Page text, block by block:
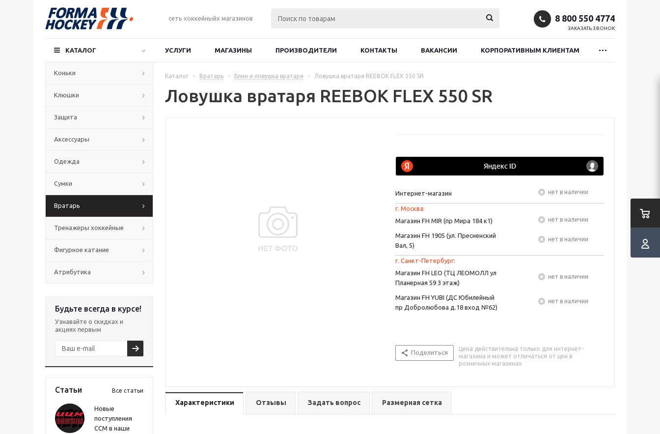
сеть хоккейныйх магазинов 8 800 550 4774
ЗАКАЗАТЬ ЗВОНОК
КАТАЛОГ УСЛУГИ МАГАЗИНЫ ПРОИЗВОДИТЕЛИ КОНТАКТЫ ВАКАНСИИ КОРПОРАТИВНЫМ КЛИЕНТАМ
Коньки
Клюшки
Защита
Аксессуары
Одежда
Сумки
Вратарь
Тренажеры хоккейные
Фигурное катание
Атрибутика
Будьте всегда в курсе!
Узнавайте о скидках и
акциях первым
Статьи Все статьи
Новые
поступления
CCM в наши
Каталог - Вратарь - Блин и ловушка вратаря - Ловушка вратаря REEBOK FLEX 550 SR
Ловушка вратаря REEBOK FLEX 550 SR
Интернет-магазин Нет в наличии
г. Москва:
Магазин FH MIR (пр Мира 184 к1)
Нет в наличии
Магазин FH 1905 (ул. Пресненский
Вал, 5)
Нет в наличии
г. Санкт-Петербург:
Магазин FH LEO (ТЦ ЛЕОМОЛЛ ул
Планерная 59 3 этаж)
Нет в наличии
Магазин FH YUBI (ДС Юбилейный
пр Добролюбова д.18 вход №62)
Нет в наличии
Поделиться
Цена действительна только для интернет-
магазина и может отличаться от цен в
розничных магазинах
Характеристики Отзывы Задать вопрос Размерная сетка